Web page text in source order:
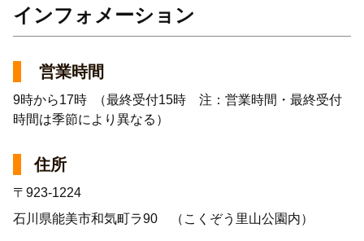
インフォメーション
営業時間
9時から17時 （最終受付15時 注：営業時間・最終受付
時間は季節により異なる）
住所
〒923-1224
石川県能美市和気町ラ90 （こくぞう里山公園内）